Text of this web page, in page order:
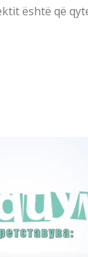
është që